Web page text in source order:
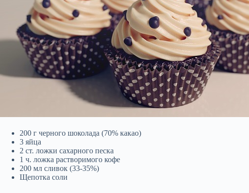
200 г черного шоколада (70% какао)
3 яйца
2 ст. ложки сахарного песка
1 ч. ложка растворимого кофе
200 мл сливок (33-35%)
Щепотка соли